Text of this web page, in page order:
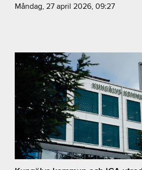
måndag, 27 april 2026, 09:27